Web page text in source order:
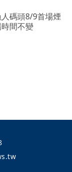
碼頭8/9首場煙
間不變